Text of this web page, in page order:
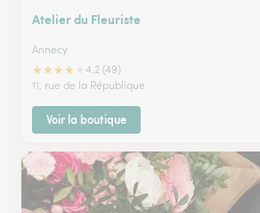
Atelier du Fleuriste
Annecy
★★★★
4.2 (49)
11, rue de la République
Voir la boutique